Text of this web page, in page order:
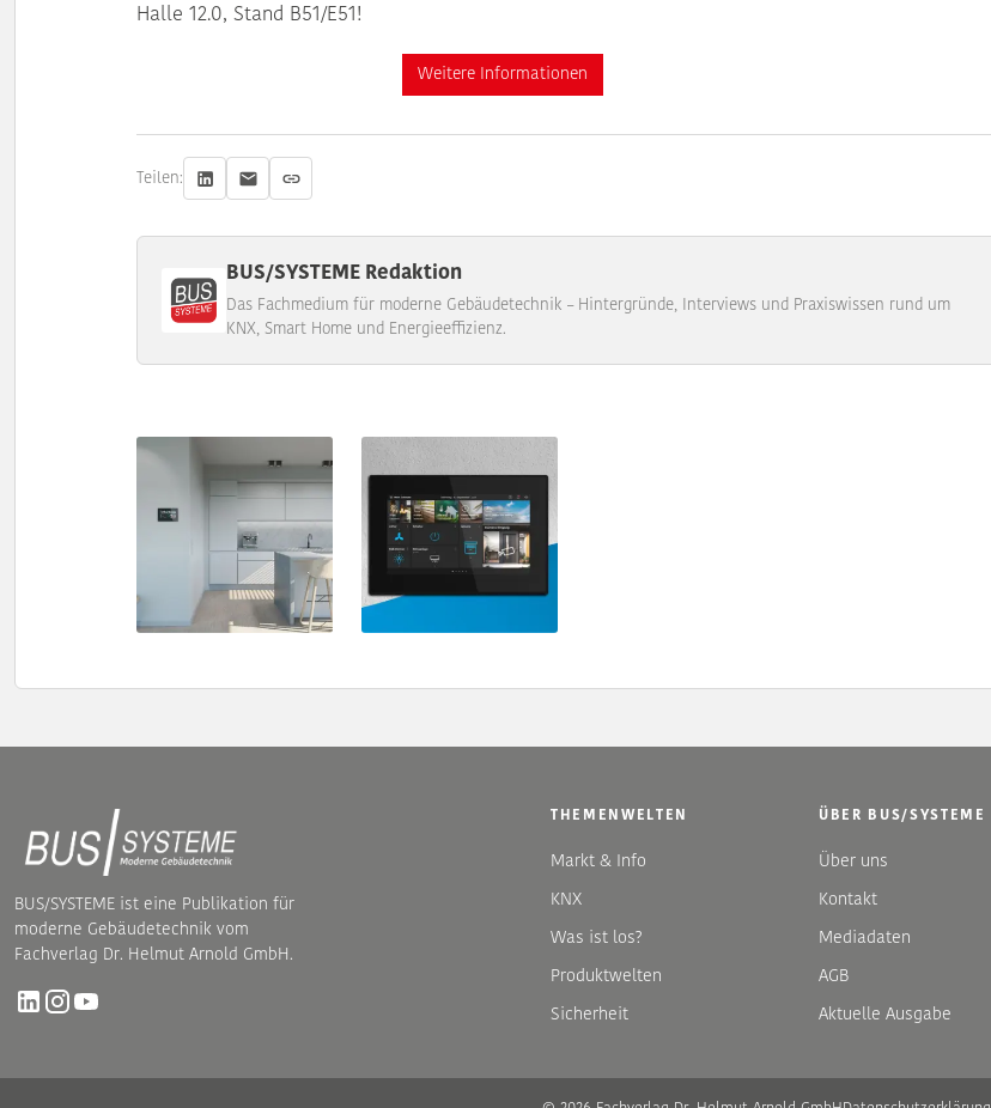
Halle 12.0, Stand B51/E51!
Weitere Informationen
Teilen:
BUS/SYSTEME Redaktion
Das Fachmedium für moderne Gebäudetechnik – Hintergründe, Interviews und Praxiswissen rund um
KNX, Smart Home und Energieeffizienz.
BUS/SYSTEME ist eine Publikation für
moderne Gebäudetechnik vom
Fachverlag Dr. Helmut Arnold GmbH.
THEMENWELTEN
Markt & Info
KNX
Was ist los?
Produktwelten
Sicherheit
ÜBER BUS/SYSTEME
Über uns
Kontakt
Mediadaten
AGB
Aktuelle Ausgabe